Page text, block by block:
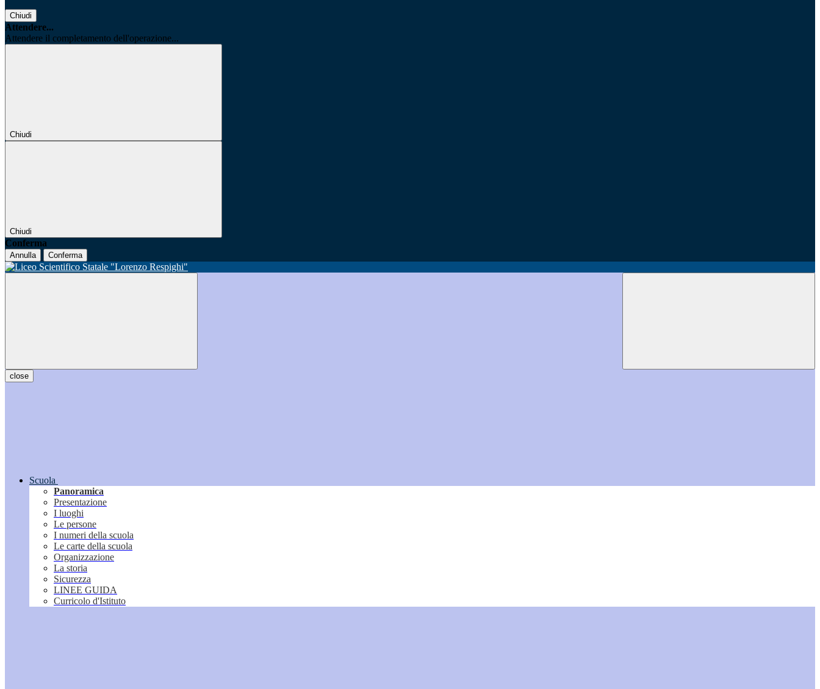
Chiudi
Attendere...
Attendere il completamento dell'operazione...
Chiudi
Chiudi
Conferma
Annulla Conferma
close
Scuola
Panoramica
Presentazione
I luoghi
Le persone
I numeri della scuola
Le carte della scuola
Organizzazione
La storia
Sicurezza
LINEE GUIDA
Curricolo d'Istituto